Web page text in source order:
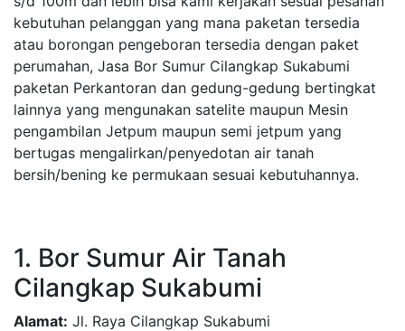
kebutuhan pelanggan yang mana paketan tersedia
atau borongan pengeboran tersedia dengan paket
perumahan, Jasa Bor Sumur Cilangkap Sukabumi
paketan Perkantoran dan gedung-gedung bertingkat
lainnya yang mengunakan satelite maupun Mesin
pengambilan Jetpum maupun semi jetpum yang
bertugas mengalirkan/penyedotan air tanah
bersih/bening ke permukaan sesuai kebutuhannya.
1. Bor Sumur Air Tanah
Cilangkap Sukabumi
Alamat: Jl. Raya Cilangkap Sukabumi